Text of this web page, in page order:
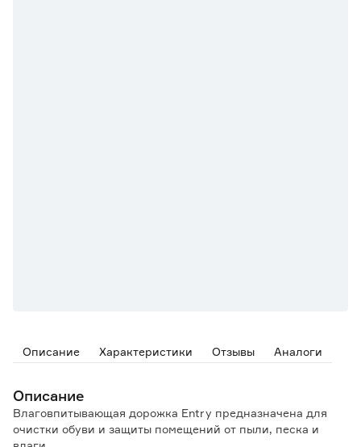
Описание Характеристики Отзывы Аналоги
Описание
Влаговпитывающая дорожка Entry предназначена для
очистки обуви и защиты помещений от пыли, песка и